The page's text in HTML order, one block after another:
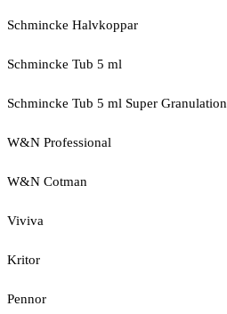
Schmincke Halvkoppar
Schmincke Tub 5 ml
Schmincke Tub 5 ml Super Granulation
W&N Professional
W&N Cotman
Viviva
Kritor
Pennor